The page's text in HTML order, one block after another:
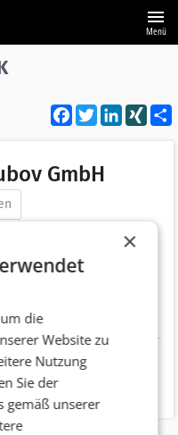
menu
Menü
Facebook
Twitter XING
GmbH
index.php?
×
die
Website zu
Nutzung
Sie der
gemäß unserer